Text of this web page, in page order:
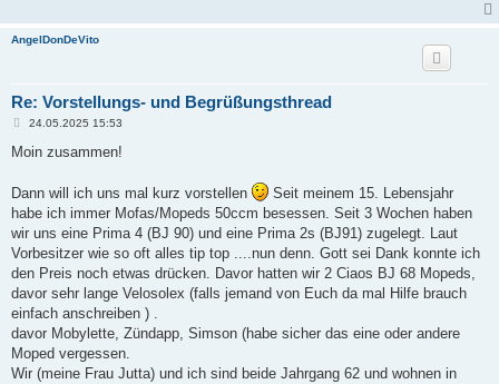
AngelDonDeVito
Re: Vorstellungs- und Begrüßungsthread
B
i
a
24.05.2025 15:53
Moin zusammen!
Dann will ich uns mal kurz vorstellen
Seit meinem 15. Lebensjahr
habe ich immer Mofas/Mopeds 50ccm besessen. Seit 3 Wochen haben
wir uns eine Prima 4 (BJ 90) und eine Prima 2s (BJ91) zugelegt. Laut
Vorbesitzer wie so oft alles tip top ....nun denn. Gott sei Dank konnte ich
den Preis noch etwas drücken. Davor hatten wir 2 Ciaos BJ 68 Mopeds,
davor sehr lange Velosolex (falls jemand von Euch da mal Hilfe brauch
einfach anschreiben ) .
davor Mobylette, Zündapp, Simson (habe sicher das eine oder andere
Moped vergessen.
Wir (meine Frau Jutta) und ich sind beide Jahrgang 62 und wohnen in